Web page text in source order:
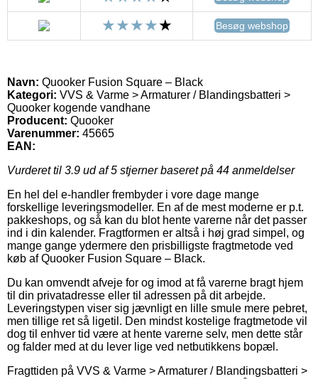
Besøg webshop
Navn: Quooker Fusion Square – Black
Kategori: VVS & Varme > Armaturer / Blandingsbatteri >
Quooker kogende vandhane
Producent: Quooker
Varenummer: 45665
EAN:
Vurderet til 3.9 ud af 5 stjerner baseret på 44 anmeldelser
En hel del e-handler frembyder i vore dage mange
forskellige leveringsmodeller. En af de mest moderne er p.t.
pakkeshops, og så kan du blot hente varerne når det passer
ind i din kalender. Fragtformen er altså i høj grad simpel, og
mange gange ydermere den prisbilligste fragtmetode ved
køb af Quooker Fusion Square – Black.
Du kan omvendt afveje for og imod at få varerne bragt hjem
til din privatadresse eller til adressen på dit arbejde.
Leveringstypen viser sig jævnligt en lille smule mere pebret,
men tillige ret så ligetil. Den mindst kostelige fragtmetode vil
dog til enhver tid være at hente varerne selv, men dette står
og falder med at du lever lige ved netbutikkens bopæl.
Fragttiden på VVS & Varme > Armaturer / Blandingsbatteri >